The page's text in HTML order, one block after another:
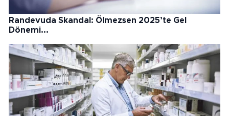
Randevuda Skandal: Ölmezsen 2025’te Gel
Dönemi...